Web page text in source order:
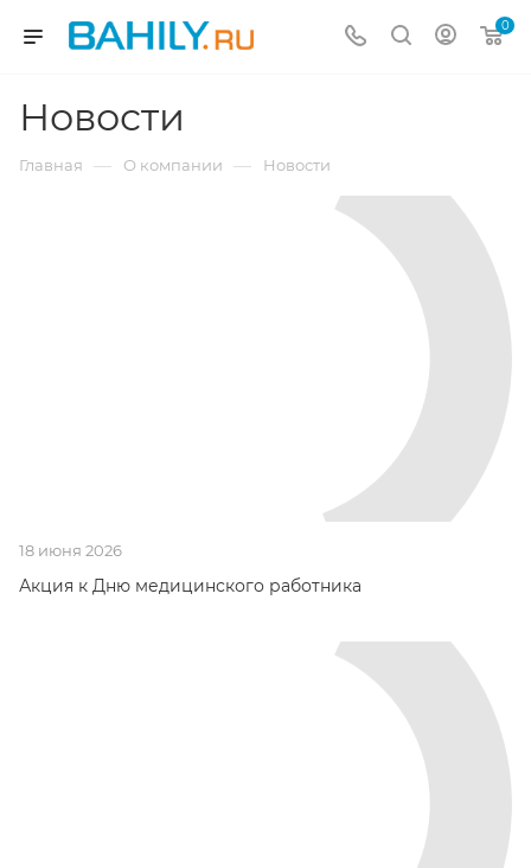
0
Новости
Главная — О компании — Новости
18 июня 2026
Акция к Дню медицинского работника